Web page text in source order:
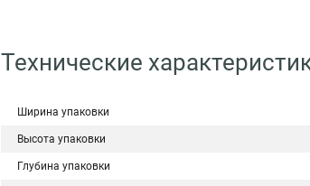
Технические
Ширина упаковки
Высота упаковки
Глубина упаковки